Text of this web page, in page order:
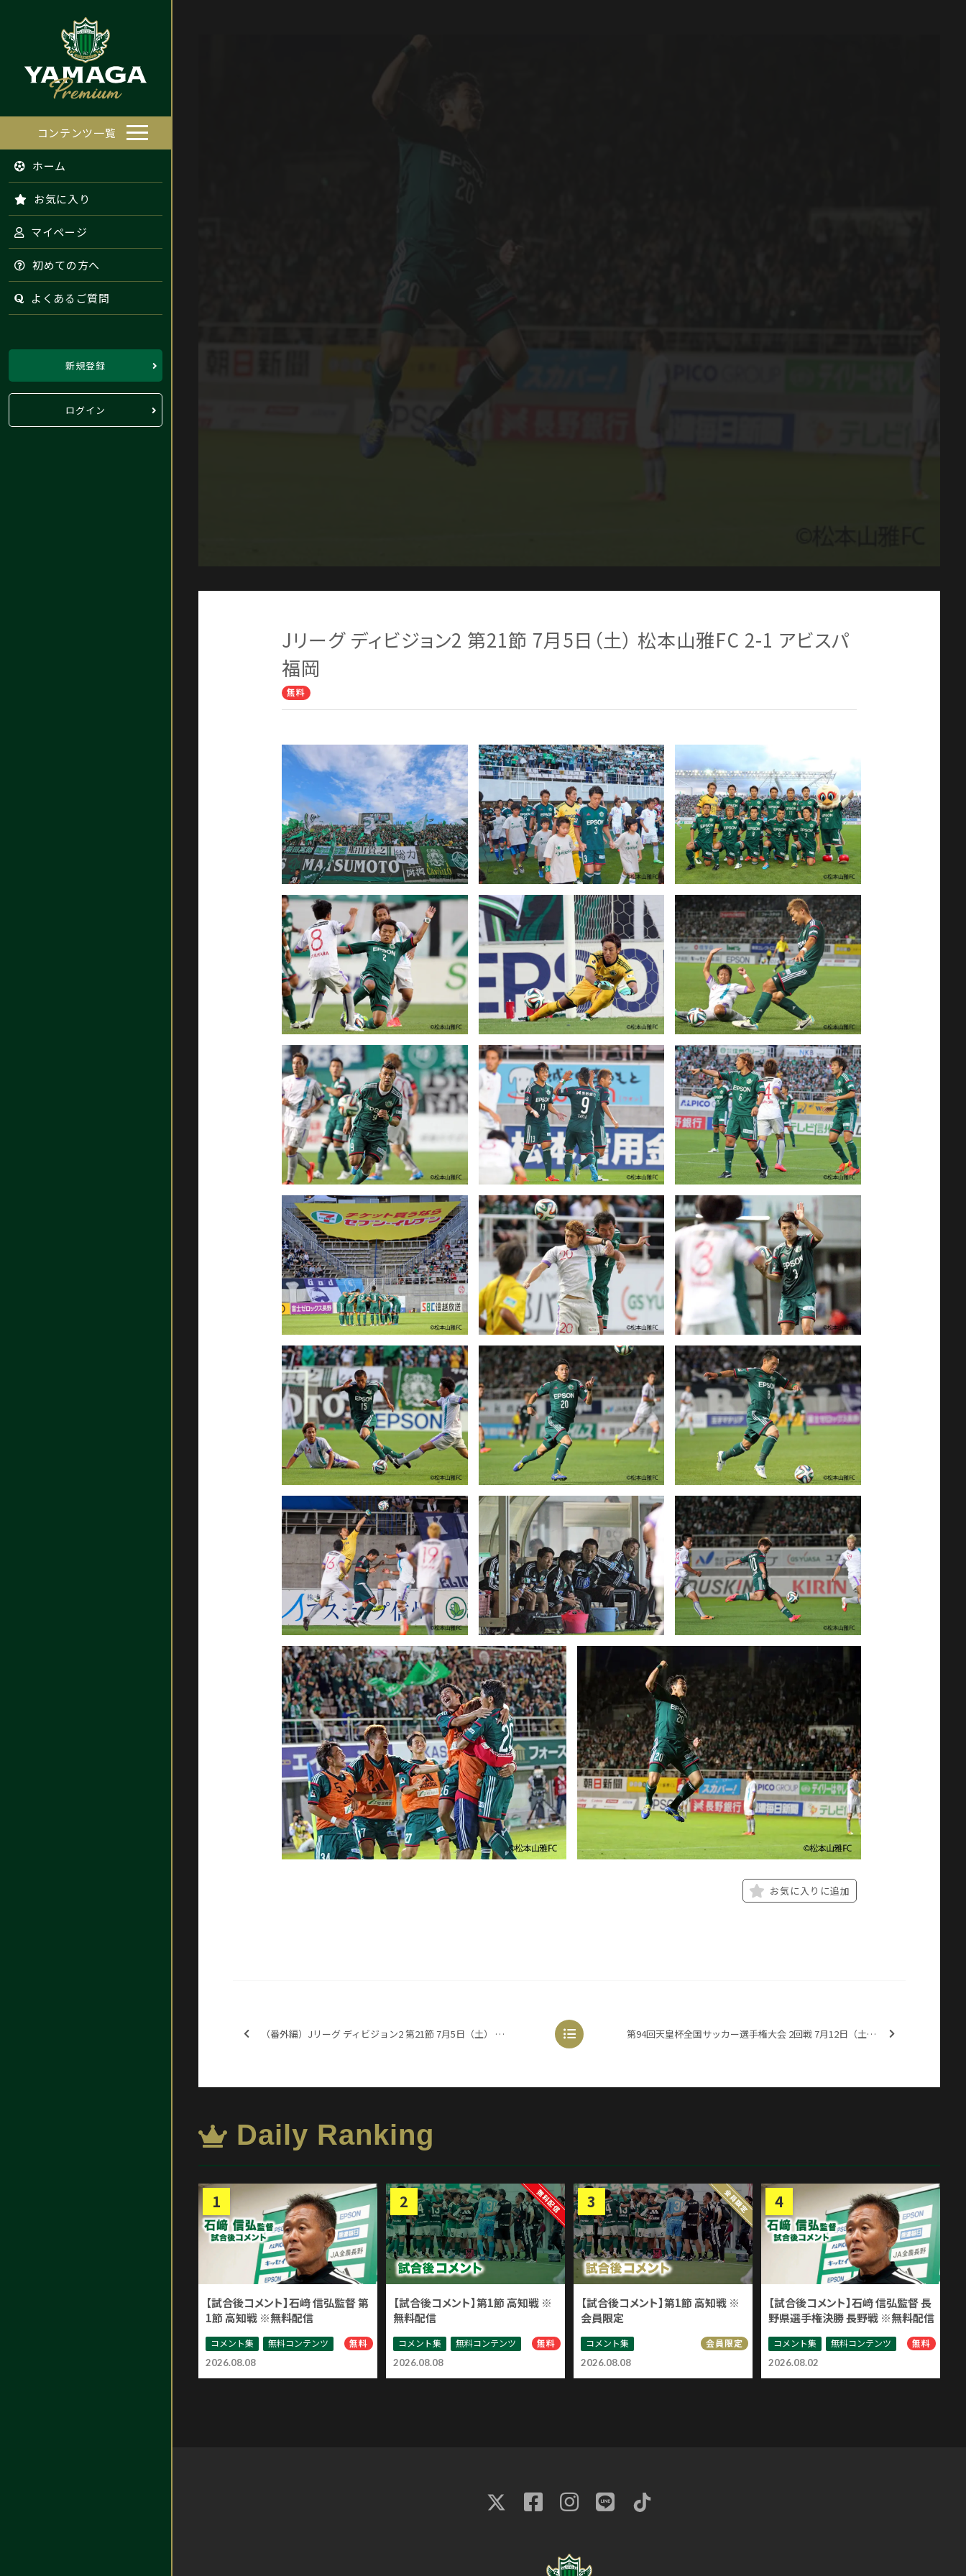
コンテンツ一覧
ホーム
お気に入り
マイページ
初めての方へ
よくあるご質問
新規登録
ログイン
Jリーグ ディビジョン2 第21節 7月5日（土） 松本山雅FC 2-1 アビスパ
福岡
無料
お気に入りに追加
（番外編）Jリーグ ディビジョン2 第21節 7月5日（土） 松本山雅FC 2-1 アビスパ福岡 第94回天皇杯全国サッカー選手権大会 2回戦 7月12日（土） 松本山雅FC 1-0 カマタマーレ讃岐
Daily Ranking
2026.08.08
【試合後コメント】石﨑 信弘監督 第
1節 高知戦 ※無料配信
コメント集 無料コンテンツ 無料
2026.08.08
【試合後コメント】第1節 高知戦 ※
無料配信
コメント集 無料コンテンツ 無料
2026.08.08
【試合後コメント】第1節 高知戦 ※
会員限定
コメント集 会員限定
2026.08.02
【試合後コメント】石﨑 信弘監督 長
野県選手権決勝 長野戦 ※無料配信
コメント集 無料コンテンツ 無料